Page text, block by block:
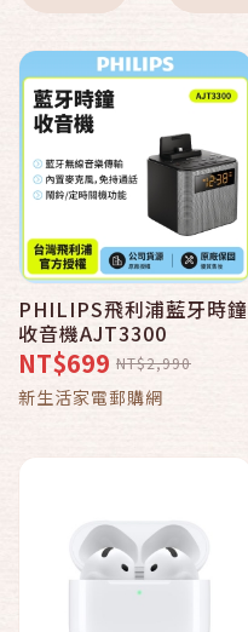
PHILIPS飛利浦藍牙時鐘
收音機AJT3300
NT$699 NT$2,990
新生活家電郵購網